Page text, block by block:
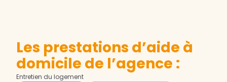
Les prestations d’aide à
domicile de l’agence :
Entretien du logement